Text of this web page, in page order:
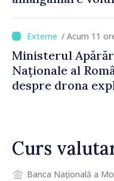
orășenesc a
finală
/ Acum 11
Ministerul
Naționale al
despre drona
Curs
Banca Națională a